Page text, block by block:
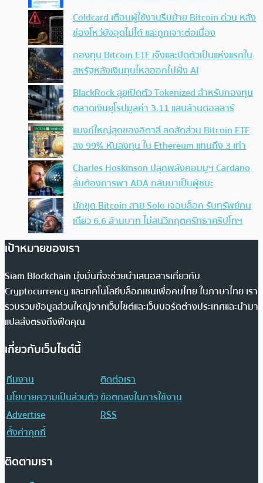
Coldcard เตือนผู้ใช้งานรีบย้าย Bitcoin ด่วน หลัง
ช่องโหว่ยังอุดไม่ได้ และถูกเจาะต่อเนื่อง
กองทุน Bitcoin ETF เจ๊งและปิดตัวเป็นแห่งแรกใน
สหรัฐหลังเงินทุนไหลออกไปฝั่ง AI
BlackRock ลุยเปิดตัว Tokenized สำหรับกองทุน
ตลาดเงินยุโรปมูลค่า 3.11 แสนล้านดอลลาร์
แบงก์ใหญ่สุดของอิตาลี ลดสัดส่วน Bitcoin ETF
ลง 99% หันลงทุน ใน Ethereum แทนถึง 3 เท่า
Charles Hoskinson ปลุกพลังคอมมูฯ Cardano
ลั่นต้องการพา ADA กลับมาเป็นผู้ชนะ
นักขุด Bitcoin สาย Solo เจอบล็อก รับทรัพย์คน
เดียว 6.6 ล้านบาท ไม่สนวิกฤตศรัทธาคริปโทฯ
เป้าหมายของเรา
Siam Blockchain มุ่งมั่นที่จะช่วยนำเสนอสารเกี่ยวกับ
Cryptocurrency และเทคโนโลยีบล็อกเชนเพื่อคนไทย ในภาษาไทย เรา
รวบรวมข้อมูลส่วนใหญ่จากเว็บไซต์และเว็บบอร์ดต่างประเทศและนำมา
แปลส่งตรงถึงฟีดคุณ
เกี่ยวกับเว็บไซต์นี้
ทีมงาน
ติดต่อเรา
นโยบายความเป็นส่วนตัวข้อตกลงในการใช้งาน
Advertise
RSS
ตั้งค่าคุกกี้
ติดตามเรา